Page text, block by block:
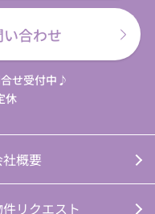
合わせ
せ受付中♪
休
社概要
件リクエスト